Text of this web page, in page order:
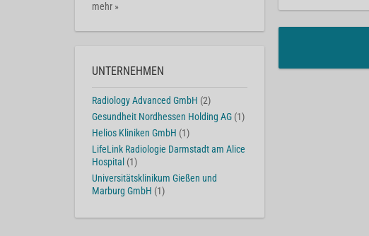
mehr »
UNTERNEHMEN
Radiology Advanced GmbH (2)
Gesundheit Nordhessen Holding AG (1)
Helios Kliniken GmbH (1)
LifeLink Radiologie Darmstadt am Alice
Hospital (1)
Universitätsklinikum Gießen und
Marburg GmbH (1)